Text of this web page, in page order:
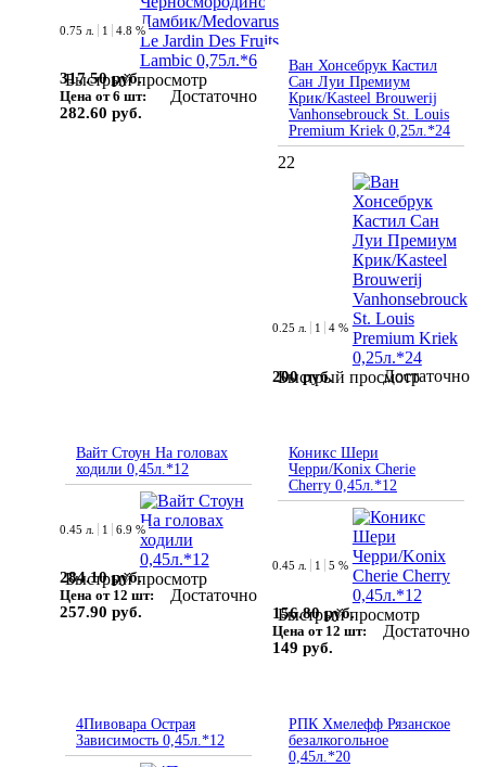
Быстрый просмотр
0.75 л. 1 4.8 %
317.50 руб.
Цена от 6 шт:
282.60 руб.
Достаточно
Ван Хонсебрук Кастил
Сан Луи Премиум
Крик/Kasteel Brouwerij
Vanhonsebrouck St. Louis
Premium Kriek 0,25л.*24
22
Быстрый просмотр
0.25 л. 1 4 %
200 руб. Достаточно
Вайт Стоун На головах
ходили 0,45л.*12
Быстрый просмотр
0.45 л. 1 6.9 %
284.10 руб.
Цена от 12 шт:
257.90 руб.
Достаточно
Коникс Шери
Черри/Konix Cherie
Cherry 0,45л.*12
Быстрый просмотр
0.45 л. 1 5 %
156.80 руб.
Цена от 12 шт:
149 руб.
Достаточно
4Пивовара Острая
Зависимость 0,45л.*12
РПК Хмелефф Рязанское
безалкогольное
0,45л.*20